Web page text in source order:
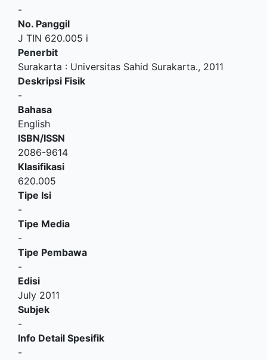
-
No. Panggil
J TIN 620.005 i
Penerbit
Surakarta : Universitas Sahid Surakarta., 2011
Deskripsi Fisik
-
Bahasa
English
ISBN/ISSN
2086-9614
Klasifikasi
620.005
Tipe Isi
-
Tipe Media
-
Tipe Pembawa
-
Edisi
July 2011
Subjek
-
Info Detail Spesifik
-